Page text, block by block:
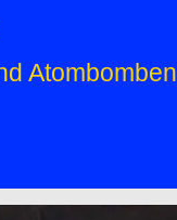
Atombomben